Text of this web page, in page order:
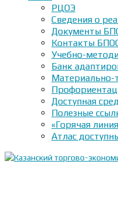
РЦОЭ
Сведения о
Документы
Контакты
Учебно-
Банк
Материально-
Доступная
Полезные
«Горячая
Атлас